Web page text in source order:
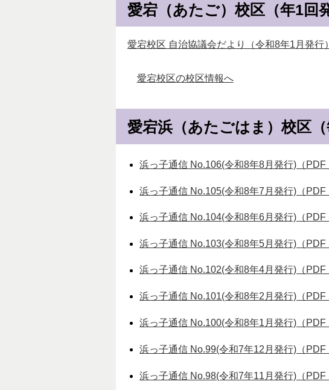
愛宕（あたご）校区（年1回
愛宕校区 自治協議会だより（令和8年1月発行
愛宕校区の校区情報へ
愛宕浜（あたごはま）校区（
浜っ子通信 No.106(令和8年8月発行)（
浜っ子通信 No.105(令和8年7月発行)（
浜っ子通信 No.104(令和8年6月発行)（
浜っ子通信 No.103(令和8年5月発行)（
浜っ子通信 No.102(令和8年4月発行)（
浜っ子通信 No.101(令和8年2月発行)（
浜っ子通信 No.100(令和8年1月発行)（
浜っ子通信 No.99(令和7年12月発行)（
浜っ子通信 No.98(令和7年11月発行)（